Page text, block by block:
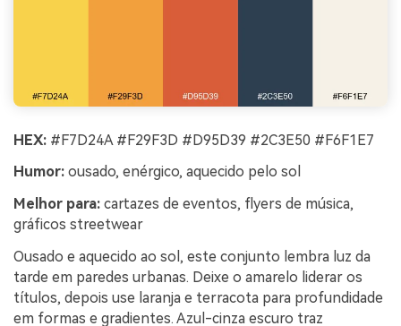
HEX: #F7D24A #F29F3D #D95D39 #2C3E50 #F6F1E7
Humor: ousado, enérgico, aquecido pelo sol
Melhor para: cartazes de eventos, flyers de música,
gráficos streetwear
Ousado e aquecido ao sol, este conjunto lembra luz da
tarde em paredes urbanas. Deixe o amarelo liderar os
títulos, depois use laranja e terracota para profundidade
em formas e gradientes. Azul-cinza escuro traz